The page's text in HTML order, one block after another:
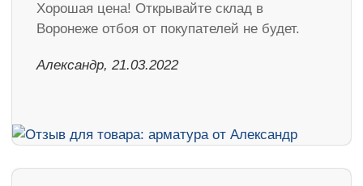
Хорошая цена! Открывайте склад в
Воронеже отбоя от покупателей не будет.
Александр, 21.03.2022